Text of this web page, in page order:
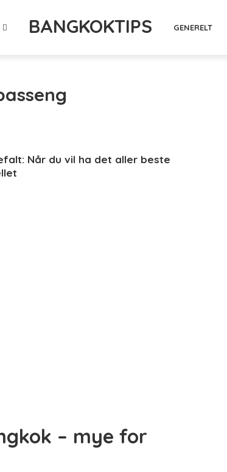
BANGKOKTIPS GENERELT
Når du vil ha det aller beste
– mye for